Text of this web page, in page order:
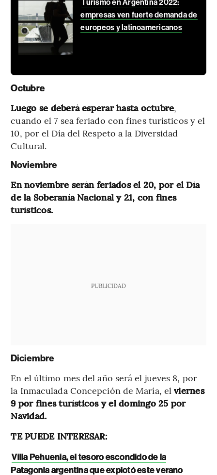
Turismo en Argentina 2022:
empresas ven fuerte demanda de
europeos y latinoamericanos
Octubre
Luego se deberá esperar hasta octubre,
cuando el 7 sea feriado con fines turísticos y el
10, por el Día del Respeto a la Diversidad
Cultural.
Noviembre
En noviembre serán feriados el 20, por el Día
de la Soberanía Nacional y 21, con fines
turísticos.
PUBLICIDAD
Diciembre
En el último mes del año será el jueves 8, por
la Inmaculada Concepción de María, elviernes
9 por fines turísticos y el domingo 25 por
Navidad.
TE PUEDE INTERESAR:
Villa Pehuenia, el tesoro escondido de la
Patagonia argentina que explotó este verano